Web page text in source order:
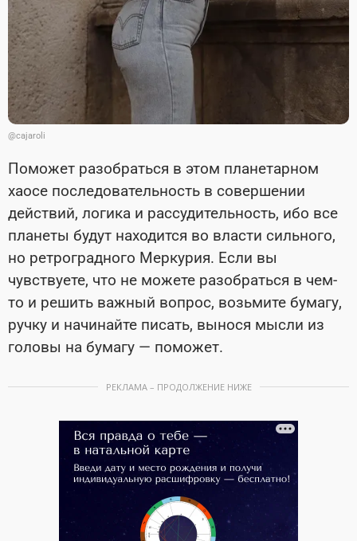
@cajaroli
Поможет разобраться в этом планетарном
хаосе последовательность в совершении
действий, логика и рассудительность, ибо все
планеты будут находится во власти сильного,
но ретроградного Меркурия. Если вы
чувствуете, что не можете разобраться в чем-
то и решить важный вопрос, возьмите бумагу,
ручку и начинайте писать, вынося мысли из
головы на бумагу — поможет.
РЕКЛАМА – ПРОДОЛЖЕНИЕ НИЖЕ